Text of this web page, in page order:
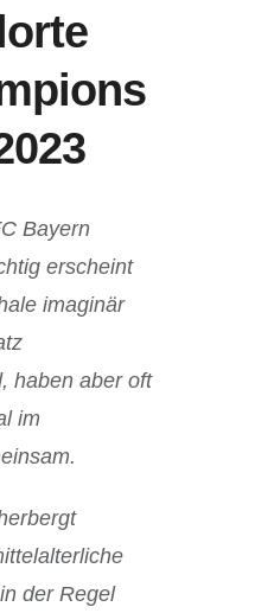
Bayern
erscheint
imaginär
haben aber oft
im
der Regel